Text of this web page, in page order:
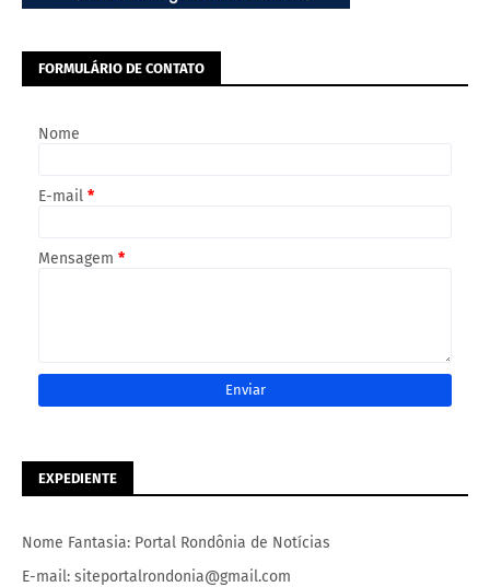
FORMULÁRIO DE CONTATO
Nome
E-mail *
Mensagem *
EXPEDIENTE
Nome Fantasia: Portal Rondônia de Notícias
E-mail: siteportalrondonia@gmail.com